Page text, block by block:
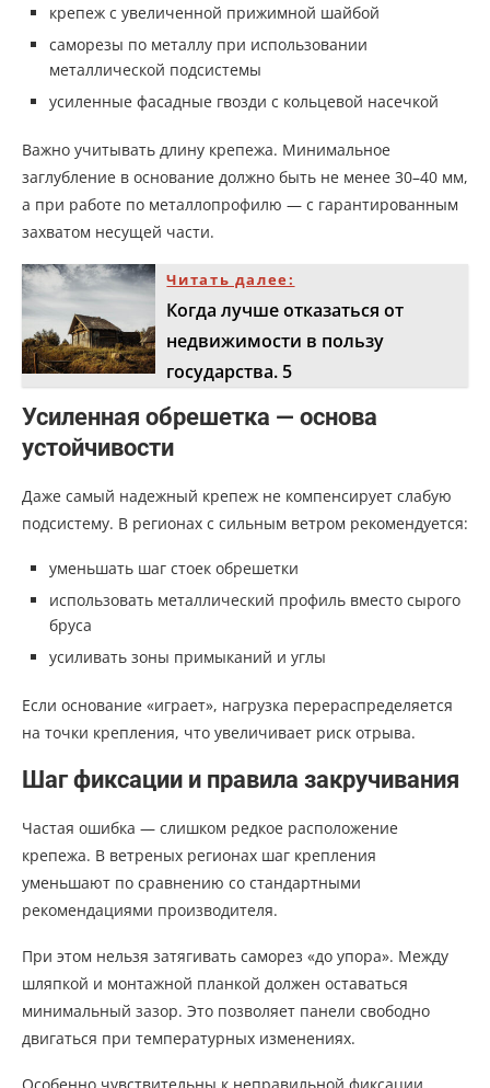
крепеж с увеличенной прижимной шайбой
саморезы по металлу при использовании
металлической подсистемы
усиленные фасадные гвозди с кольцевой насечкой
Важно учитывать длину крепежа. Минимальное
заглубление в основание должно быть не менее 30–40 мм,
а при работе по металлопрофилю — с гарантированным
захватом несущей части.
Читать далее:
Когда лучше отказаться от
недвижимости в пользу
государства. 5
Усиленная обрешетка — основа
устойчивости
Даже самый надежный крепеж не компенсирует слабую
подсистему. В регионах с сильным ветром рекомендуется:
уменьшать шаг стоек обрешетки
использовать металлический профиль вместо сырого
бруса
усиливать зоны примыканий и углы
Если основание «играет», нагрузка перераспределяется
на точки крепления, что увеличивает риск отрыва.
Шаг фиксации и правила закручивания
Частая ошибка — слишком редкое расположение
крепежа. В ветреных регионах шаг крепления
уменьшают по сравнению со стандартными
рекомендациями производителя.
При этом нельзя затягивать саморез «до упора». Между
шляпкой и монтажной планкой должен оставаться
минимальный зазор. Это позволяет панели свободно
двигаться при температурных изменениях.
Особенно чувствительны к неправильной фиксации